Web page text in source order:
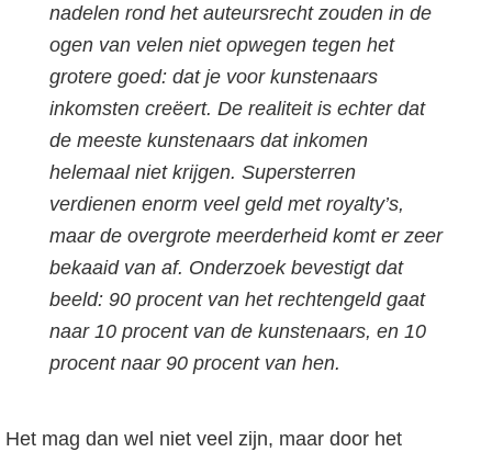
nadelen rond het auteursrecht zouden in de
ogen van velen niet opwegen tegen het
grotere goed: dat je voor kunstenaars
inkomsten creëert. De realiteit is echter dat
de meeste kunstenaars dat inkomen
helemaal niet krijgen. Supersterren
verdienen enorm veel geld met royalty’s,
maar de overgrote meerderheid komt er zeer
bekaaid van af. Onderzoek bevestigt dat
beeld: 90 procent van het rechtengeld gaat
naar 10 procent van de kunstenaars, en 10
procent naar 90 procent van hen.
Het mag dan wel niet veel zijn, maar door het